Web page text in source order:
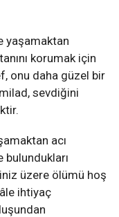
yaşamaktan
korumak için
onu daha güzel bir
sevdiğini
acı
bulundukları
üzere ölümü hoş
ihtiyaç